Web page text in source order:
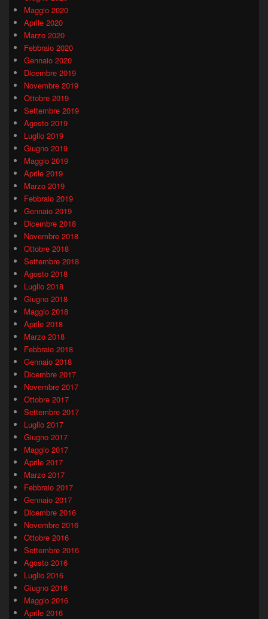
Maggio 2020
Aprile 2020
Marzo 2020
Febbraio 2020
Gennaio 2020
Dicembre 2019
Novembre 2019
Ottobre 2019
Settembre 2019
Agosto 2019
Luglio 2019
Giugno 2019
Maggio 2019
Aprile 2019
Marzo 2019
Febbraio 2019
Gennaio 2019
Dicembre 2018
Novembre 2018
Ottobre 2018
Settembre 2018
Agosto 2018
Luglio 2018
Giugno 2018
Maggio 2018
Aprile 2018
Marzo 2018
Febbraio 2018
Gennaio 2018
Dicembre 2017
Novembre 2017
Ottobre 2017
Settembre 2017
Luglio 2017
Giugno 2017
Maggio 2017
Aprile 2017
Marzo 2017
Febbraio 2017
Gennaio 2017
Dicembre 2016
Novembre 2016
Ottobre 2016
Settembre 2016
Agosto 2016
Luglio 2016
Giugno 2016
Maggio 2016
Aprile 2016